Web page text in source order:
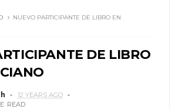
NUEVO PARTICIPANTE DE LIBRO EN
DE LIBRO
12 YEARS AGO
READ